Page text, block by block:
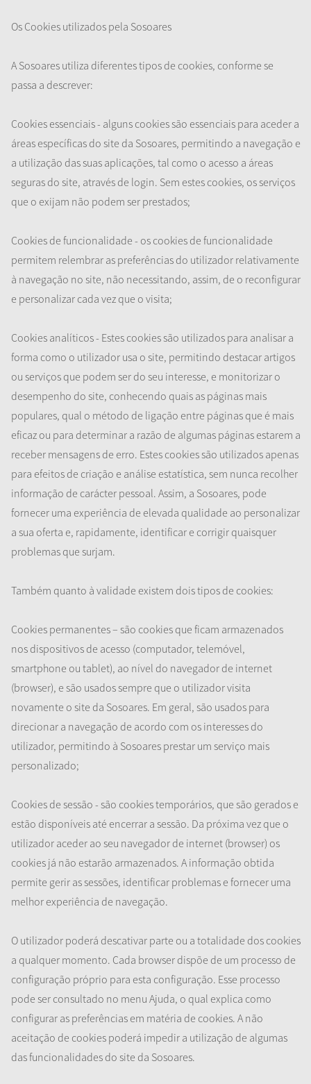
Os Cookies utilizados pela Sosoares
A Sosoares utiliza diferentes tipos de cookies, conforme se
passa a descrever:
Cookies essenciais - alguns cookies são essenciais para aceder a
áreas específicas do site da Sosoares, permitindo a navegação e
a utilização das suas aplicações, tal como o acesso a áreas
seguras do site, através de login. Sem estes cookies, os serviços
que o exijam não podem ser prestados;
Cookies de funcionalidade - os cookies de funcionalidade
permitem relembrar as preferências do utilizador relativamente
à navegação no site, não necessitando, assim, de o reconfigurar
e personalizar cada vez que o visita;
Cookies analíticos - Estes cookies são utilizados para analisar a
forma como o utilizador usa o site, permitindo destacar artigos
ou serviços que podem ser do seu interesse, e monitorizar o
desempenho do site, conhecendo quais as páginas mais
populares, qual o método de ligação entre páginas que é mais
eficaz ou para determinar a razão de algumas páginas estarem a
receber mensagens de erro. Estes cookies são utilizados apenas
para efeitos de criação e análise estatística, sem nunca recolher
informação de carácter pessoal. Assim, a Sosoares, pode
fornecer uma experiência de elevada qualidade ao personalizar
a sua oferta e, rapidamente, identificar e corrigir quaisquer
problemas que surjam.
Também quanto à validade existem dois tipos de cookies:
Cookies permanentes – são cookies que ficam armazenados
nos dispositivos de acesso (computador, telemóvel,
smartphone ou tablet), ao nível do navegador de internet
(browser), e são usados sempre que o utilizador visita
novamente o site da Sosoares. Em geral, são usados para
direcionar a navegação de acordo com os interesses do
utilizador, permitindo à Sosoares prestar um serviço mais
personalizado;
Cookies de sessão - são cookies temporários, que são gerados e
estão disponíveis até encerrar a sessão. Da próxima vez que o
utilizador aceder ao seu navegador de internet (browser) os
cookies já não estarão armazenados. A informação obtida
permite gerir as sessões, identificar problemas e fornecer uma
melhor experiência de navegação.
O utilizador poderá descativar parte ou a totalidade dos cookies
a qualquer momento. Cada browser dispõe de um processo de
configuração próprio para esta configuração. Esse processo
pode ser consultado no menu Ajuda, o qual explica como
configurar as preferências em matéria de cookies. A não
aceitação de cookies poderá impedir a utilização de algumas
das funcionalidades do site da Sosoares.